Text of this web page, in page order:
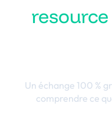
Un échange 100 %
comprendre ce